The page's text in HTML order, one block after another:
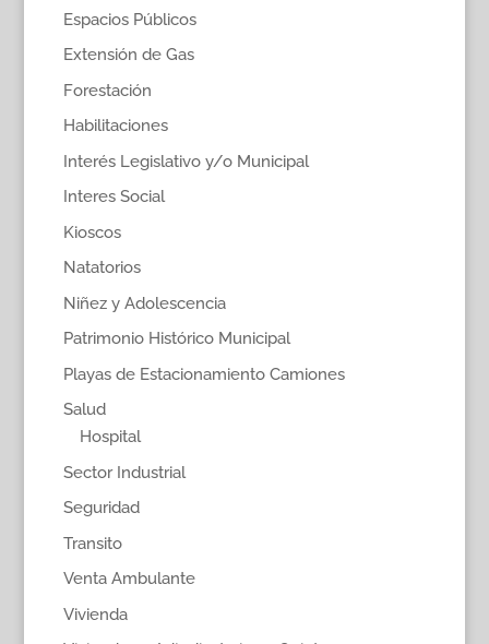
Espacios Públicos
Extensión de Gas
Forestación
Habilitaciones
Interés Legislativo y/o Municipal
Interes Social
Kioscos
Natatorios
Niñez y Adolescencia
Patrimonio Histórico Municipal
Playas de Estacionamiento Camiones
Salud
Hospital
Sector Industrial
Seguridad
Transito
Venta Ambulante
Vivienda